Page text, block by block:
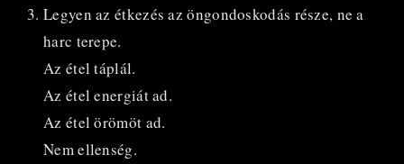
Legyen az étkezés az öngondoskodás része, ne a
harc terepe.
Az étel táplál.
Az étel energiát ad.
Az étel örömöt ad.
Nem ellenség.